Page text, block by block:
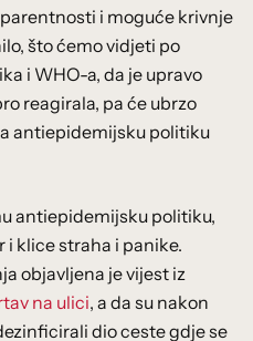
i moguće krivnje
što ćemo vidjeti po
i WHO-a, da je upravo
reagirala, pa će ubrzo
antiepidemijsku politiku
antiepidemijsku politiku,
i klice straha i panike.
objavljena je vijest iz
na ulici, a da su nakon
dio ceste gdje se